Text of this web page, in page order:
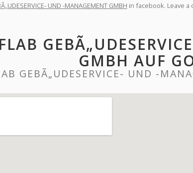
UND -MANAGEMENT GMBH in facebook. Leave a
GMBH AUF
GEBÃ„UDESERVICE- UND -